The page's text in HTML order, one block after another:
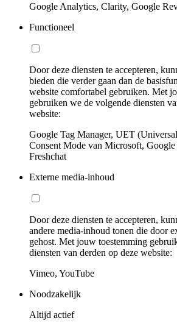
Google Analytics, Clarity, Google
Functioneel
Door deze diensten te accepteren,
bieden die verder gaan dan de
website comfortabel gebruiken. Met
gebruiken we de volgende diensten
website:
Google Tag Manager, UET
Consent Mode van Microsoft,
Freshchat
Externe media-inhoud
Door deze diensten te accepteren,
andere media-inhoud tonen die door
gehost. Met jouw toestemming
diensten van derden op deze website:
Vimeo, YouTube
Noodzakelijk
Altijd actief